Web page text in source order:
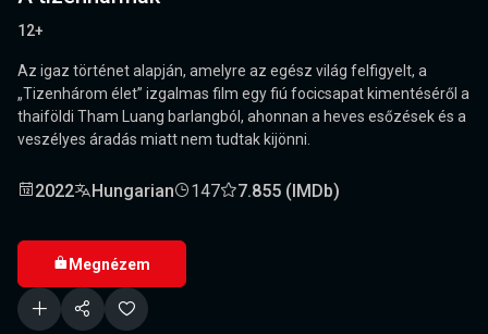
12+
Az igaz történet alapján, amelyre az egész világ felfigyelt, a
„Tizenhárom élet” izgalmas film egy fiú focicsapat kimentéséről a
thaiföldi Tham Luang barlangból, ahonnan a heves esőzések és a
veszélyes áradás miatt nem tudtak kijönni.
2022 Hungarian 147 7.855 (IMDb)
Megnézem